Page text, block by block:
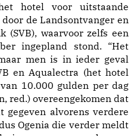
hotel voor uitstaande
de Landsontvanger en
(SVB), waarvoor zelfs een
ingepland stond. “Het
men is in ieder geval
en Aqualectra (het hotel
10.000 gulden per dag
red.) overeengekomen dat
alvorens verdere
Ogenia die verder meldt